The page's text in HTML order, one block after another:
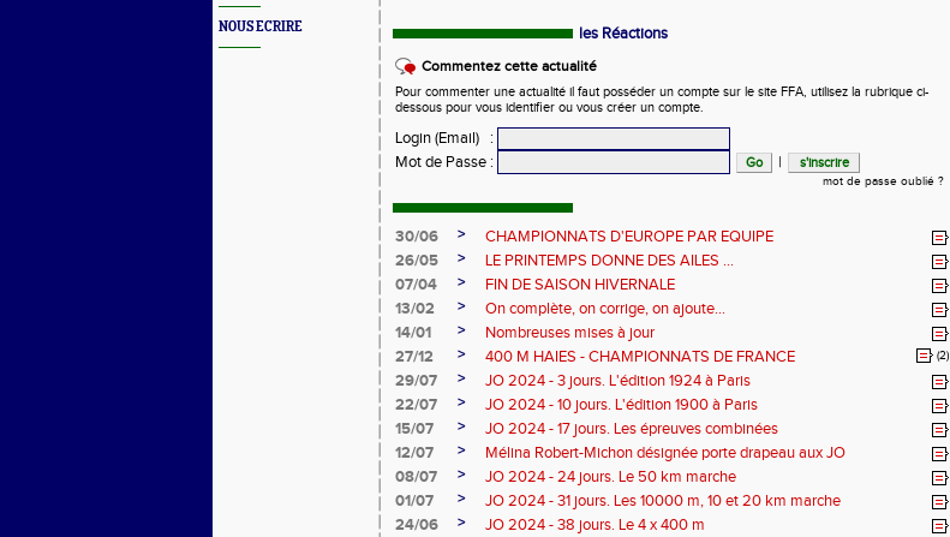
NOUS ECRIRE les Réactions
Commentez cette actualité
Pour commenter une actualité il faut posséder un compte sur le site FFA, utilisez la rubrique ci-
dessous pour vous identifier ou vous créer un compte.
Login (Email)
:
Mot de Passe : |
mot de passe oublié ?
30/06 >
CHAMPIONNATS D'EUROPE PAR EQUIPE
26/05
>
LE PRINTEMPS DONNE DES AILES ...
07/04
>
FIN DE SAISON HIVERNALE
13/02
>
On complète, on corrige, on ajoute...
14/01
>
Nombreuses mises à jour
27/12
> 400 M HAIES - CHAMPIONNATS DE FRANCE (2)
29/07 >
JO 2024 - 3 jours. L'édition 1924 à Paris
22/07
>
JO 2024 - 10 jours. L'édition 1900 à Paris
15/07
>
JO 2024 - 17 jours. Les épreuves combinées
12/07
>
Mélina Robert-Michon désignée porte drapeau aux JO
08/07
>
JO 2024 - 24 jours. Le 50 km marche
01/07
>
JO 2024 - 31 jours. Les 10000 m, 10 et 20 km marche
24/06
>
JO 2024 - 38 jours. Le 4 x 400 m